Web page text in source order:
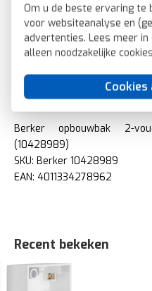
Om u de beste ervaring te
voor websiteanalyse en
advertenties. Lees meer in
alleen noodzakelijke
Cookies
Met kanaalinvoering: Ja
Schakelmateriaalbreedte:
Schakelmateriaalhoogte: 83
Schakelmateriaaldiepte: 42
Aantal modules (bij
Geschikt voor modulair
Berker opbouwbak 2-
(10428989)
SKU: Berker 10428989
EAN: 4011334278962
Recent bekeken